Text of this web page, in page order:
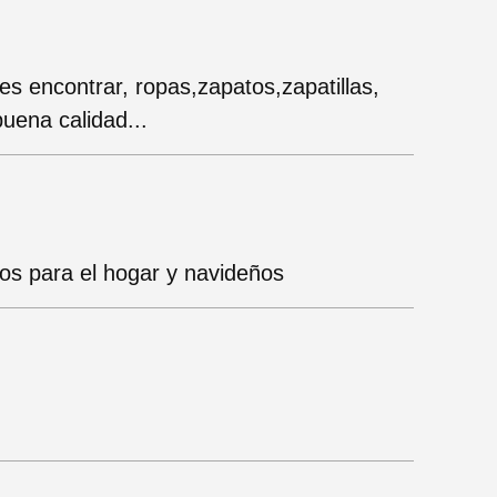
encontrar, ropas,zapatos,zapatillas,
calidad...
para el hogar y navideños